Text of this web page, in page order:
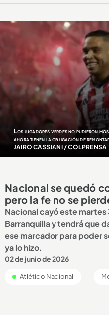
Los jugadores verdes no pudieron
ahora tienen la obligación de
JAIRO CASSIANI / COLPRENSA
Nacional se quedó
pero la fe no se
Nacional cayó este martes
Barranquilla y tendrá que
ese marcador para poder
ya lo hizo.
02 de junio de 2026
Atlético Nacional